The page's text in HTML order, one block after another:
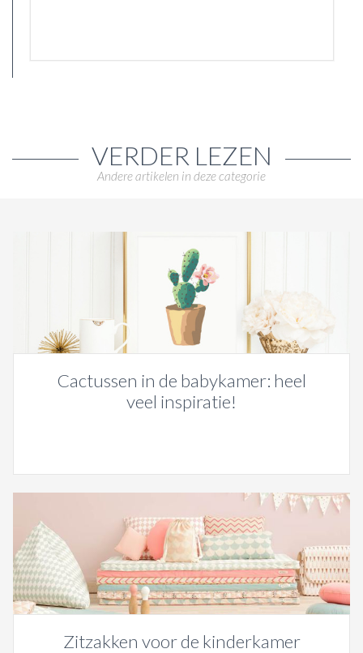
VERDER LEZEN
Andere artikelen in deze categorie
Cactussen in de babykamer: heel
veel inspiratie!
Zitzakken voor de kinderkamer